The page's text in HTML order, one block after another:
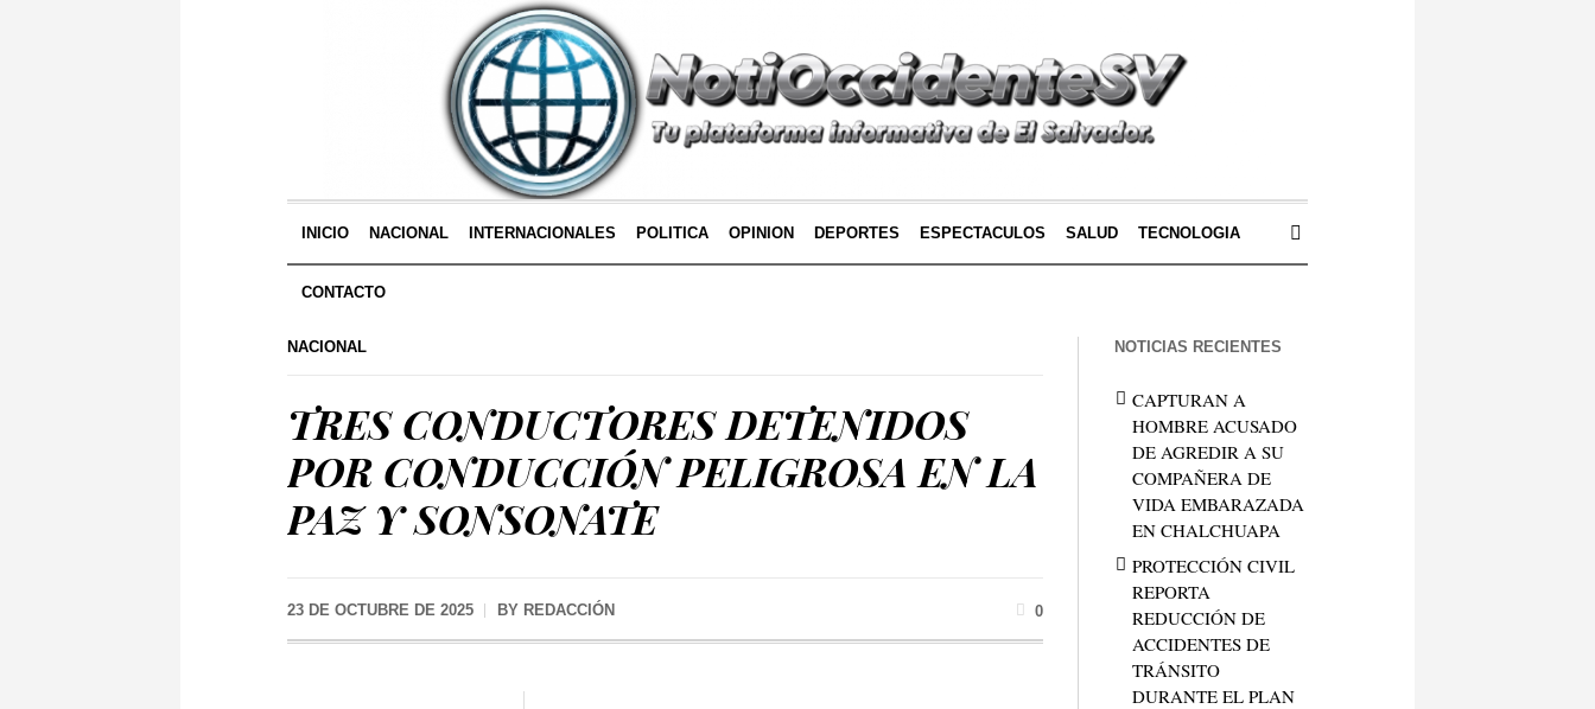
INICIO NACIONAL INTERNACIONALES POLITICA OPINION DEPORTES ESPECTACULOS SALUD TECNOLOGIA
CONTACTO
NACIONAL
TRES CONDUCTORES DETENIDOS
POR CONDUCCIÓN PELIGROSA EN LA
PAZ Y SONSONATE
23 DE OCTUBRE DE 2025 BY REDACCIÓN 0
NOTICIAS RECIENTES
CAPTURAN A
HOMBRE ACUSADO
DE AGREDIR A SU
COMPAÑERA DE
VIDA EMBARAZADA
EN CHALCHUAPA
PROTECCIÓN CIVIL
REPORTA
REDUCCIÓN DE
ACCIDENTES DE
TRÁNSITO
DURANTE EL PLAN